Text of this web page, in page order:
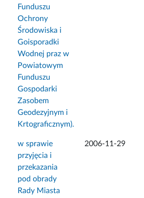
Funduszu
Ochrony
Środowiska i
Goisporadki
Wodnej praz w
Powiatowym
Funduszu
Gospodarki
Zasobem
Geodezyjnym i
Krtograficznym).
w sprawie
przyjęcia i
przekazania
pod obrady
Rady Miasta
2006-11-29